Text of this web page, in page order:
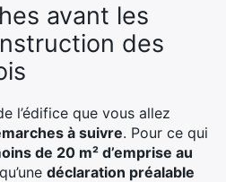
avant les
des
l’édifice que vous allez
à suivre. Pour ce qui
de 20 m² d’emprise au
déclaration préalable